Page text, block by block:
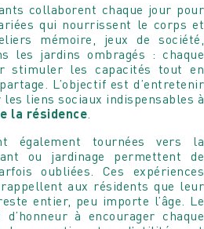
collaborent chaque jour pour
qui nourrissent le corps et
mémoire, jeux de société,
les jardins ombragés : chaque
stimuler les capacités tout en
L’objectif est d’entretenir
liens sociaux indispensables à
la résidence
également tournées vers la
ou jardinage permettent de
oubliées. Ces expériences
aux résidents que leur
entier, peu importe l’âge. Le
à encourager chaque
Rencontrez
COGITORE
pour répondre à toutes
échanger avec vous !
entière disposition pour
une visite de la résidence et
à toutes vos questions.